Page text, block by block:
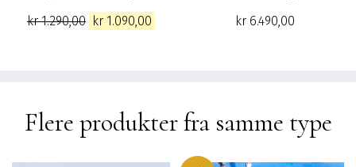
kr1.290,00 Opprinnelig
kr 1.090,00 kr 6.490,00
Flere produkter fra samme type